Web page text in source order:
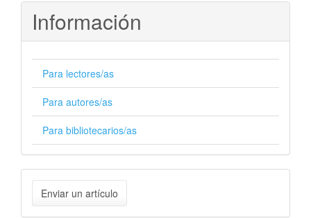
Información
Para lectores/as
Para autores/as
Para bibliotecarios/as
Enviar
unEnviar un artículo